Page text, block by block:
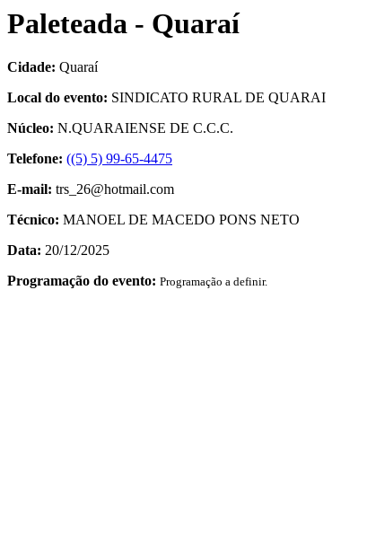
Paleteada - Quaraí
Cidade: Quaraí
Local do evento: SINDICATO RURAL DE QUARAI
Núcleo: N.QUARAIENSE DE C.C.C.
Telefone: ((5) 5) 99-65-4475
E-mail: trs_26@hotmail.com
Técnico: MANOEL DE MACEDO PONS NETO
Data: 20/12/2025
Programação do evento: Programação a definir.